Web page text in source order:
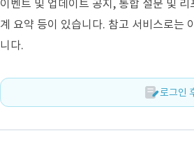
이벤트 및 업데이트 공지, 통합 설문 및
계 요약 등이 있습니다. 참고 서비스로는
니다.
로그인